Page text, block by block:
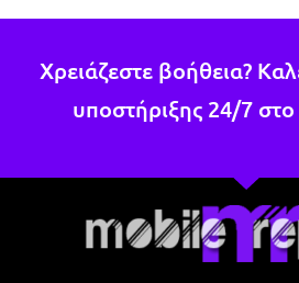
Χρειάζεστε βοήθεια?
υποστήριξης 24/7 στο